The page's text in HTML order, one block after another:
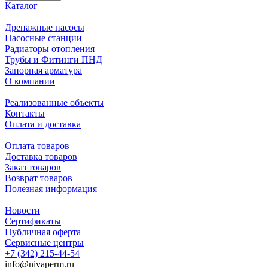
определяют повышенную кольцевую жесткость этих труб (SN
4), что позволяет использовать их в качестве наружной
канализации.
В интернет-магазине «НИВА» вы можете купить
высококачественные шумопоглощающие трубы
канализационные и фитинги для систем внутренней
заглушки, муфты, отводы, переходы, ревизии, тройники и
трубы различного диаметра из полипропилена.
Каталог
Дренажные насосы
Насосные станции
Радиаторы отопления
Трубы и Фитинги ПНД
Запорная арматура
О компании
Реализованные объекты
Контакты
Оплата и доставка
Оплата товаров
Доставка товаров
Заказ товаров
Возврат товаров
Полезная информация
Новости
Сертификаты
Публичная оферта
Сервисные центры
+7 (342) 215-44-54
info@nivaperm.ru